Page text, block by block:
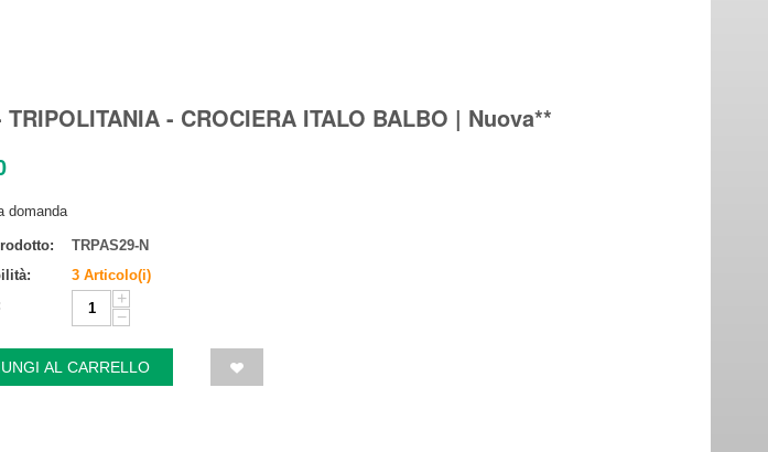
TRIPOLITANIA - CROCIERA ITALO BALBO | Nuova**
domanda
TRPAS29-N
3 Articolo(i)
+
−
AL CARRELLO